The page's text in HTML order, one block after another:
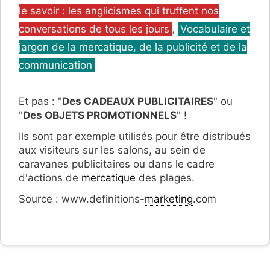
le savoir : les anglicismes qui truffent nos
conversations de tous les jours , Vocabulaire et
jargon de la mercatique, de la publicité et de la
communication
Et pas : "Des CADEAUX PUBLICITAIRES" ou
"Des OBJETS PROMOTIONNELS" !
Ils sont par exemple utilisés pour être distribués
aux visiteurs sur les salons, au sein de
caravanes publicitaires ou dans le cadre
d'actions de mercatique des plages.
Source : www.definitions-marketing.com